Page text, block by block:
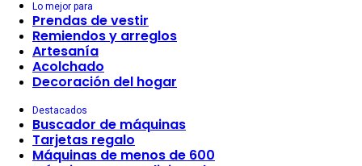
Lo mejor para
Prendas de vestir
Remiendos y arreglos
Artesanía
Acolchado
Decoración del hogar
Destacados
Buscador de máquinas
Tarjetas regalo
Máquinas de menos de 600